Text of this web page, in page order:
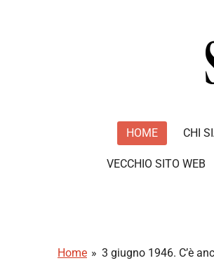
HOME CHI
VECCHIO SITO WEB
Home » 3 giugno 1946. C’è